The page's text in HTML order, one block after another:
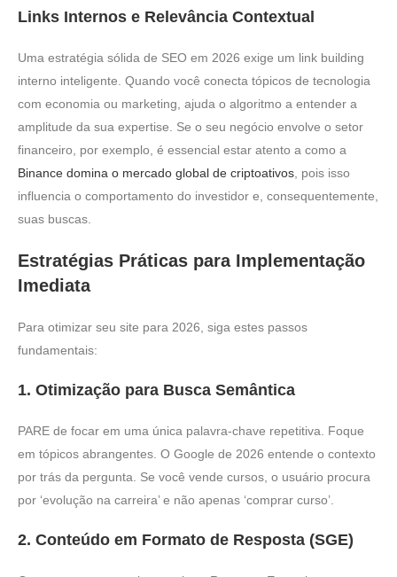
Links Internos e Relevância Contextual
Uma estratégia sólida de SEO em 2026 exige um link building
interno inteligente. Quando você conecta tópicos de tecnologia
com economia ou marketing, ajuda o algoritmo a entender a
amplitude da sua expertise. Se o seu negócio envolve o setor
financeiro, por exemplo, é essencial estar atento a como a
Binance domina o mercado global de criptoativos , pois isso
influencia o comportamento do investidor e, consequentemente,
suas buscas.
Estratégias Práticas para Implementação
Imediata
Para otimizar seu site para 2026, siga estes passos
fundamentais:
1. Otimização para Busca Semântica
PARE de focar em uma única palavra-chave repetitiva. Foque
em tópicos abrangentes. O Google de 2026 entende o contexto
por trás da pergunta. Se você vende cursos, o usuário procura
por ‘evolução na carreira’ e não apenas ‘comprar curso’.
2. Conteúdo em Formato de Resposta (SGE)